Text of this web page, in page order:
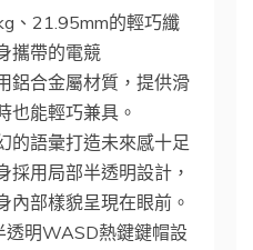
、21.95mm的輕巧纖
攜帶的電競
鋁合金屬材質，提供滑
也能輕巧兼具。
的語彙打造未來感十足
採用局部半透明設計，
內部樣貌呈現在眼前。
透明WASD熱鍵鍵帽設